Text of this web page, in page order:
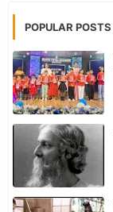
POPULAR POSTS